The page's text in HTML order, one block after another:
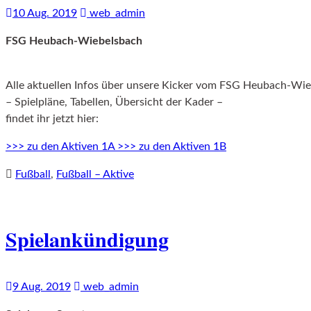
10 Aug. 2019 web_admin
FSG Heubach-Wiebelsbach
Alle aktuellen Infos über unsere Kicker vom FSG Heubach-
– Spielpläne, Tabellen, Übersicht der Kader –
findet ihr jetzt hier:
>>> zu den Aktiven 1A >>> zu den Aktiven 1B
Fußball , Fußball – Aktive
Spielankündigung
9 Aug. 2019 web_admin